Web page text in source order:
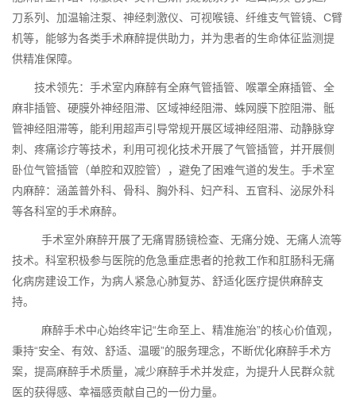
刀系列、加温输注泵、神经刺激仪、可视喉镜、纤维支气管镜、 C臂
机等，能够为各类手术麻醉提供助力，并为患者的生命体征监测提
供精准保障。
技术领先： 手术室内麻醉有全麻气管插管、喉罩全麻插管、全
麻非插管、硬膜外神经阻滞、区域神经阻滞、蛛网膜下腔阻滞、骶
管神经阻滞等，能利用超声引导常规开展区域神经阻滞、动静脉穿
刺、疼痛诊疗等技术，利用可视化技术开展了气管插管，并开展侧
卧位气管插管（单腔和双腔管），避免了困难气道的发生。手术室
内麻醉：涵盖普外科、骨科、胸外科、妇产科、五官科、泌尿外科
等各科室的手术麻醉。
手术室外麻醉开展了无痛胃肠镜检查、无痛分娩、无痛人流等
技术。科室积极参与医院的危急重症患者的抢救工作和肛肠科无痛
化病房建设工作，为病人紧急心肺复苏、舒适化医疗提供麻醉支
持。
麻醉手术中心始终牢记“生命至上、精准施治”的核心价值观，
秉持“安全、有效、舒适、温暖”的服务理念，不断优化麻醉手术方
案，提高麻醉手术质量，减少麻醉手术并发症，为提升人民群众就
医的获得感、幸福感贡献自己的一份力量。